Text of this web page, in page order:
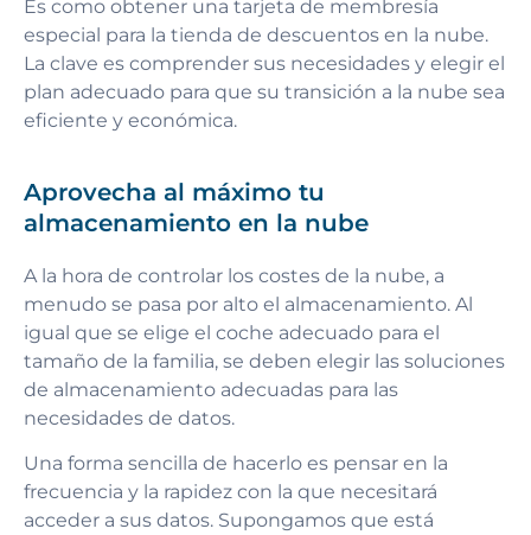
Es como obtener una tarjeta de membresía
especial para la tienda de descuentos en la nube.
La clave es comprender sus necesidades y elegir el
plan adecuado para que su transición a la nube sea
eficiente y económica.
Aprovecha al máximo tu
almacenamiento en la nube
A la hora de controlar los costes de la nube, a
menudo se pasa por alto el almacenamiento. Al
igual que se elige el coche adecuado para el
tamaño de la familia, se deben elegir las soluciones
de almacenamiento adecuadas para las
necesidades de datos.
Una forma sencilla de hacerlo es pensar en la
frecuencia y la rapidez con la que necesitará
acceder a sus datos. Supongamos que está